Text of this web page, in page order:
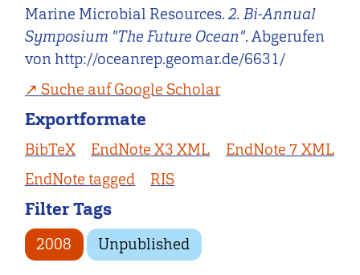
Marine Microbial Resources.2. Bi-Annual
Symposium "The Future Ocean". Abgerufen
von http://oceanrep.geomar.de/6631/
Suche auf Google Scholar
Exportformate
BibTeX EndNote X3 XML
EndNote 7 XML
EndNote tagged
RIS
Filter Tags
2008 Unpublished